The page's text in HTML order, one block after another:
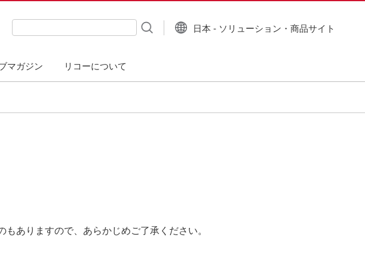
マガジン リコーについて
検索キーワード入力
日本 - ソリューション・商品サイト
ありますので、あらかじめご了承ください。